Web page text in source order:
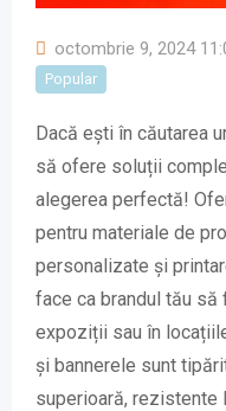
octombrie 9, 2024
Popular
Dacă ești în căutarea
să ofere soluții
alegerea perfectă!
pentru materiale de
personalizate și
face ca brandul tău să
expoziții sau în
și bannerele sunt
superioară, rezistente